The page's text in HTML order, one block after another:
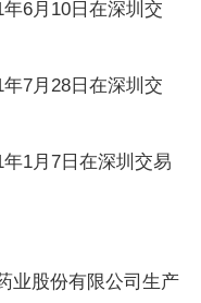
6月10日在深圳交
7月28日在深圳交
1月7日在深圳交易
业股份有限公司生产